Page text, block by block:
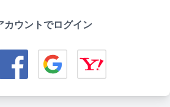
カウントでログイン